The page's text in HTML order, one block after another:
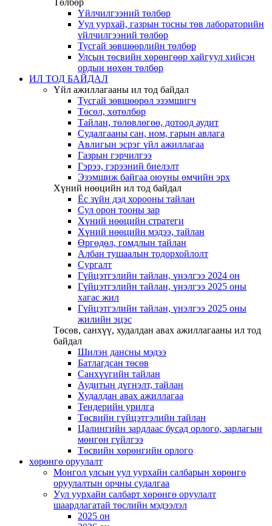
Төлбөр
Үйлчилгээний төлбөр
Уул уурхай, газрын тосны төв лабораторийн
үйлчилгээний төлбөр
Тусгай зөвшөөрлийн төлбөр
Улсын төсвийн хөрөнгөөр хайгуул хийсэн
ордын нөхөн төлбөр
ИЛ ТОД БАЙДАЛ
Үйл ажиллагааны ил тод байдал
Тусгай зөвшөөрөл эзэмшигч
Төсөл, хөтөлбөр
Тайлан, төлөвлөгөө, дотоод аудит
Судалгааны сан, ном, гарын авлага
Авлигын эсрэг үйл ажиллагаа
Газрын гэрчилгээ
Гэрээ, гэрээний биелэлт
Эзэмшиж байгаа оюуны өмчийн эрх
Хүний нөөцийн ил тод байдал
Ёс зүйн дэд хорооны тайлан
Сул орон тооны зар
Хүний нөөцийн стратеги
Хүний нөөцийн мэдээ, тайлан
Өргөдөл, гомдлын тайлан
Албан тушаалын тодорхойлолт
Сургалт
Гүйцэтгэлийн тайлан, үнэлгээ 2024 он
Гүйцэтгэлийн тайлан, үнэлгээ 2025 оны
хагас жил
Гүйцэтгэлийн тайлан, үнэлгээ 2025 оны
жилийн эцэс
Төсөв, санхүү, худалдан авах ажиллагааны ил тод
байдал
Шилэн дансны мэдээ
Батлагдсан төсөв
Санхүүгийн тайлан
Аудитын дүгнэлт, тайлан
Худалдан авах ажиллагаа
Тендерийн урилга
Төсвийн гүйцэтгэлийн тайлан
Цалингийн зардлаас бусад орлого, зарлагын
мөнгөн гүйлгээ
Төсвийн хөрөнгийн орлого
хөрөнгө оруулалт
Монгол улсын уул уурхайн салбарын хөрөнгө
оруулалтын орчны судалгаа
Уул уурхайн салбарт хөрөнгө оруулалт
шаардлагатай төслийн мэдээлэл
2025 он